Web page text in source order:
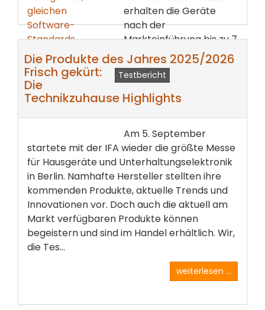
erhalten die Geräte
nach der
Markteinführung bis zu 7
Jahre lang Soft...
Testbericht
Die Produkte des Jahres 2025/2026
Frisch gekürt:
Die
Technikzuhause Highlights
Am 5. September
startete mit der IFA wieder die größte Messe
für Hausgeräte und Unterhaltungselektronik
in Berlin. Namhafte Hersteller stellten ihre
kommenden Produkte, aktuelle Trends und
Innovationen vor. Doch auch die aktuell am
Markt verfügbaren Produkte können
begeistern und sind im Handel erhältlich. Wir,
die Tes...
weiterlesen ...